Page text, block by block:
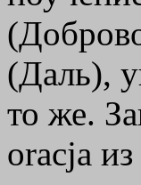
(Даль),
то же.
оrасjа